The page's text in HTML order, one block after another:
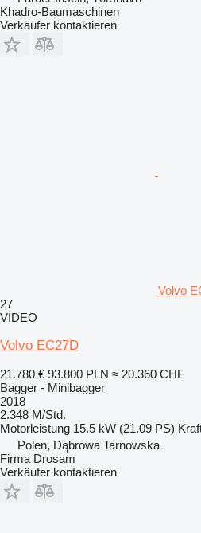
Khadro-Baumaschinen
Verkäufer kontaktieren
Volvo
27
VIDEO
Volvo EC27D
21.780 € 93.800 PLN ≈ 20.360 CHF
Bagger - Minibagger
2018
2.348 M/Std.
Motorleistung 15.5 kW (21.09 PS)
Polen, Dąbrowa Tarnowska
Firma Drosam
Verkäufer kontaktieren